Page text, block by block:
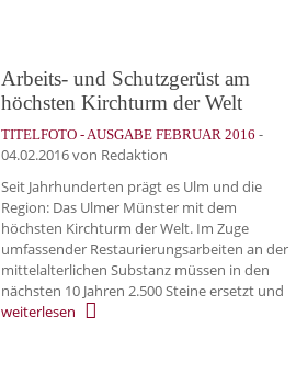
Arbeits- und Schutzgerüst am
höchsten Kirchturm der Welt
TITELFOTO - AUSGABE FEBRUAR 2016 -
04.02.2016von Redaktion
Seit Jahrhunderten prägt es Ulm und die
Region: Das Ulmer Münster mit dem
höchsten Kirchturm der Welt. Im Zuge
umfassender Restaurierungsarbeiten an der
mittelalterlichen Substanz müssen in den
nächsten 10 Jahren 2.500 Steine ersetzt und
weiterlesen